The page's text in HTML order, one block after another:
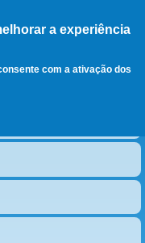
a experiência
com a ativação dos
, ir para a
página principal